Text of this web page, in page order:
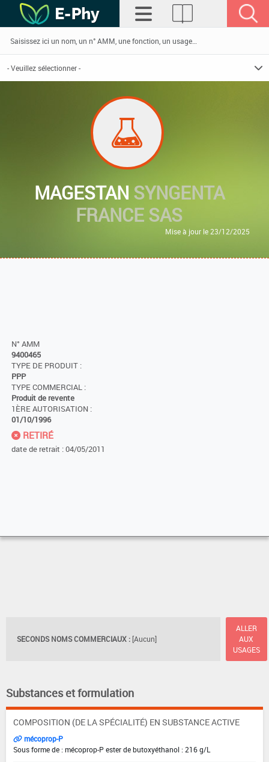
MAGESTAN SYNGENTA
FRANCE SAS
Mise à jour le 23/12/2025
N° AMM
9400465
TYPE DE PRODUIT :
PPP
TYPE COMMERCIAL :
Produit de revente
1ÈRE AUTORISATION :
01/10/1996
RETIRÉ
date de retrait : 04/05/2011
SECONDS NOMS COMMERCIAUX : [Aucun]
ALLER
AUX
USAGES
Substances et formulation
COMPOSITION (DE LA SPÉCIALITÉ) EN SUBSTANCE ACTIVE
mécoprop-P
Sous forme de : mécoprop-P ester de butoxyéthanol : 216 g/L